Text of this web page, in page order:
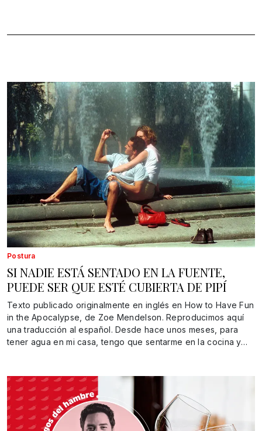
Postura
SI NADIE ESTÁ SENTADO EN LA FUENTE,
PUEDE SER QUE ESTÉ CUBIERTA DE PIPÍ
Texto publicado originalmente en inglés en How to Have Fun
in the Apocalypse, de Zoe Mendelson. Reproducimos aquí
una traducción al español. Desde hace unos meses, para
tener agua en mi casa, tengo que sentarme en la cocina y…